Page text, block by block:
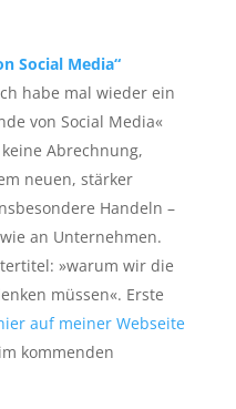
Social Media“
habe mal wieder ein
von Social Media«
Abrechnung,
neuen, stärker
Handeln –
an Unternehmen.
»warum wir die
müssen«. Erste
auf meiner Webseite
kommenden